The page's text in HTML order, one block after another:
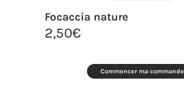
Focaccia nature
2,50€
Commencer ma commande